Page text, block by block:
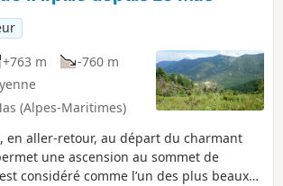
les paysages, entre
Itinéraire long
sans difficultés
: il semble y avoir
privée.Par
entre la balise
est maintenant
de >la ferme.
passant par la crête
puis rejoindre le
+763 m
-760 m
(Alpes-Maritimes)
en aller-retour, au départ du charmant
une ascension au sommet de
est considéré comme l’un des plus beaux